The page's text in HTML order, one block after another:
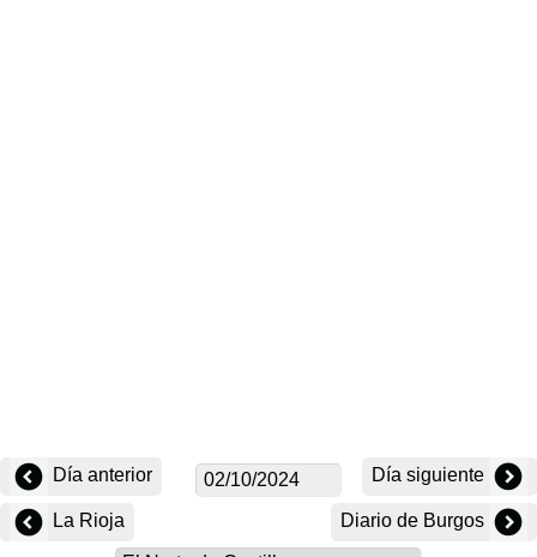
Día anterior Día siguiente
La Rioja Diario de Burgos